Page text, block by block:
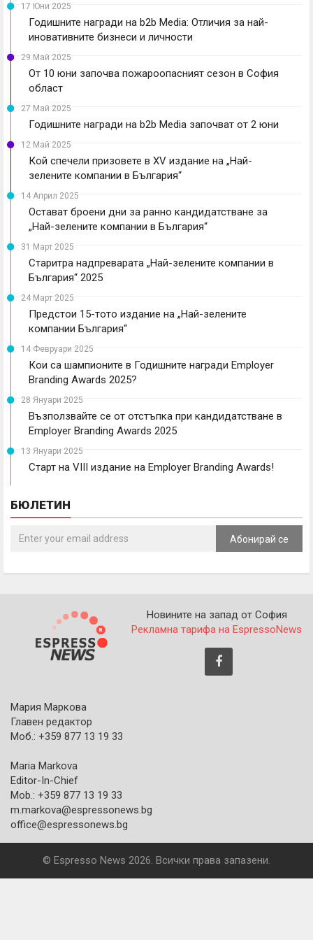
17 Юни 2025
Годишните награди на b2b Media: Отличия за най-
иновативните бизнеси и личности
29 Май 2025
От 10 юни започва пожароопасният сезон в София
област
27 Май 2025
Годишните награди на b2b Media започват от 2 юни
12 Май 2025
Кой спечели призовете в XV издание на „Най-
зелените компании в България“
14 Април 2025
Остават броени дни за ранно кандидатстване за
„Най-зелените компании в България“
31 Март 2025
Старитра надпреварата „Най-зелените компании в
България“ 2025
24 Март 2025
Предстои 15-тото издание на „Най-зелените
компании България“
14 Февруари 2025
Кои са шампионите в Годишните награди Employer
Branding Awards 2025?
28 Януари 2025
Възползвайте се от отстъпка при кандидатстване в
Employer Branding Awards 2025
13 Януари 2025
Старт на VIII издание на Employer Branding Awards!
БЮЛЕТИН
Абонирай се
Новините на запад от София
Рекламна тарифа на EspressoNews
Мария Маркова
Главен редактор
Моб.: +359 877 13 19 33
Maria Markova
Editor-In-Chief
Mob.: +359 877 13 19 33
m.markova@espressonews.bg
office@espressonews.bg
© Espresso News 2026. Всички права запазени.